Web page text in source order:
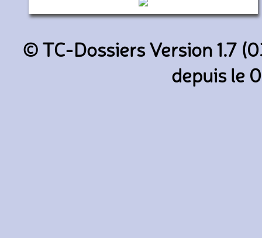
Z20991/92 (SNCF)
© TC-Dossiers Version 1.7
depuis le